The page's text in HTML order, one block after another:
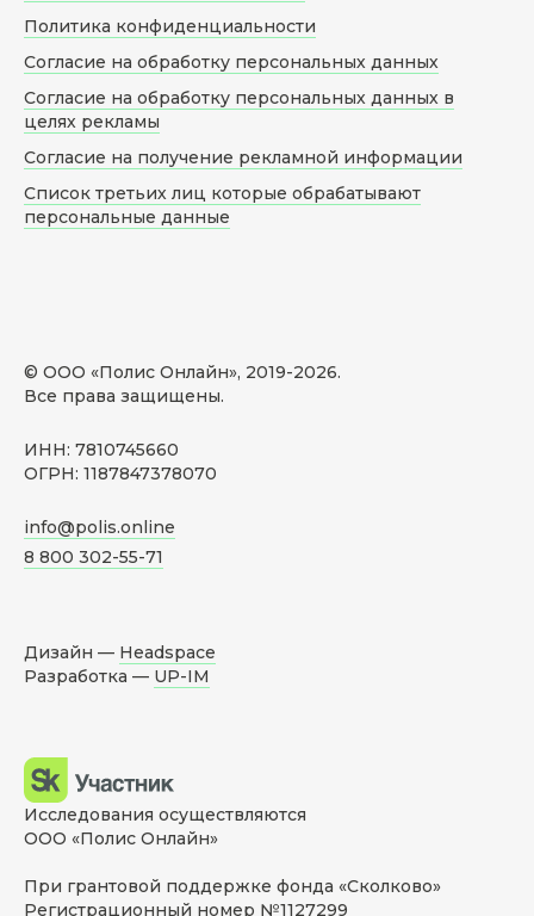
© ООО «Полис Онлайн», 2019-2026.
Все права защищены.
ИНН: 7810745660
ОГРН: 1187847378070
info@polis.online
8 800 302-55-71
Политика конфиденциальности
Согласие на обработку персональных данных
Согласие на обработку персональных данных в
целях рекламы
Согласие на получение рекламной информации
Список третьих лиц которые обрабатывают
персональные данные
Дизайн — Headspace
Разработка — UP-IM
Исследования осуществляются
ООО «Полис Онлайн»
При грантовой поддержке фонда «Сколково»
Регистрационный номер №1127299